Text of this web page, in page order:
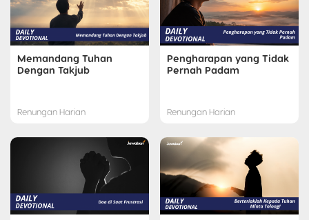
Memandang Tuhan
Dengan Takjub
Renungan Harian
Pengharapan yang Tidak
Pernah Padam
Renungan Harian